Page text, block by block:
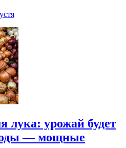
лука: урожай будет
— мощные